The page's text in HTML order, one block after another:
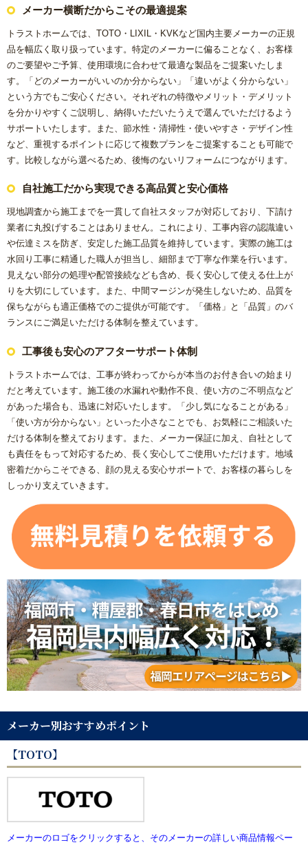
メーカー横断だからこその最適提案
トラストホームでは、TOTO・LIXIL・KVKなど国内主要メーカーの正規
品を幅広く取り扱っています。特定のメーカーに偏ることなく、お客様
のご要望やご予算、使用環境に合わせて最適な製品をご提案いたしま
す。「どのメーカーがいいのか分からない」「違いがよく分からない」
という方でもご安心ください。それぞれの特徴やメリット・デメリット
を分かりやすくご説明し、納得いただいたうえで選んでいただけるよう
サポートいたします。また、節水性・清掃性・使いやすさ・デザイン性
など、重視するポイントに応じて複数プランをご提案することも可能で
す。比較しながら選べるため、後悔のないリフォームにつながります。
自社施工だから実現できる高品質と安心価格
現地調査から施工までを一貫して自社スタッフが対応しており、下請け
業者に丸投げすることはありません。これにより、工事内容の認識違い
や伝達ミスを防ぎ、安定した施工品質を維持しています。実際の施工は
水回り工事に精通した職人が担当し、細部まで丁寧な作業を行います。
見えない部分の処理や配管接続なども含め、長く安心して使える仕上が
りを大切にしています。また、中間マージンが発生しないため、品質を
保ちながらも適正価格でのご提供が可能です。「価格」と「品質」のバ
ランスにご満足いただける体制を整えています。
工事後も安心のアフターサポート体制
トラストホームでは、工事が終わってからが本当のお付き合いの始まり
だと考えています。施工後の水漏れや動作不良、使い方のご不明点など
があった場合も、迅速に対応いたします。「少し気になることがある」
「使い方が分からない」といった小さなことでも、お気軽にご相談いた
だける体制を整えております。また、メーカー保証に加え、自社として
も責任をもって対応するため、長く安心してご使用いただけます。地域
密着だからこそできる、顔の見える安心サポートで、お客様の暮らしを
しっかり支えていきます。
メーカー別おすすめポイント
【TOTO】
メーカーのロゴをクリックすると、そのメーカーの詳しい商品情報ペー